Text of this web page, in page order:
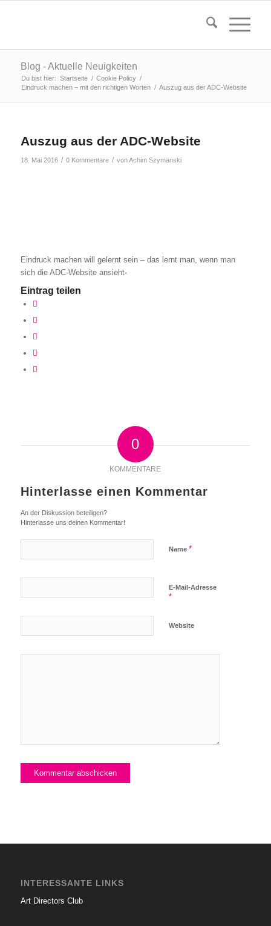
Blog - Aktuelle Neuigkeiten
Du bist hier: Startseite / Cookie Policy /
Eindruck machen – mit den richtigen Worten / Auszug aus der ADC-Website
Auszug aus der ADC-Website
18. Mai 2016 / 0 Kommentare / vonAchim Szymanski
Eindruck machen will gelernt sein – das lernt man, wenn man
sich die ADC-Website ansieht-
Eintrag teilen
0
KOMMENTARE
Hinterlasse einen Kommentar
An der Diskussion beteiligen?
Hinterlasse uns deinen Kommentar!
Name *
E-Mail-Adresse
*
Website
INTERESSANTE LINKS
Art Directors Club